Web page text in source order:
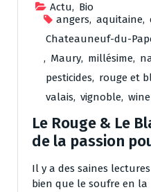
Actu, Bio
angers, aquitaine,
Chateauneuf-du-
, Maury, millésime,
pesticides, rouge et
valais, vignoble,
Le Rouge & Le
de la passion
Il y a des saines
bien que le soufre en la